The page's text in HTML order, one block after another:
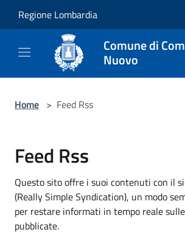
Regione Lombardia
Comune di
Nuovo
Home > Feed Rss
Feed Rss
Questo sito offre i suoi contenuti con il
(Really Simple Syndication), un modo
per restare informati in tempo reale
pubblicate.